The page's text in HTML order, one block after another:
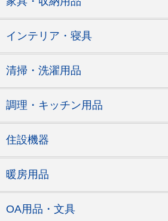
インテリア・寝具
清掃・洗濯用品
調理・キッチン用品
住設機器
暖房用品
OA用品・文具